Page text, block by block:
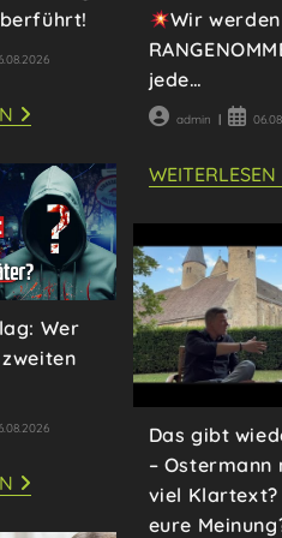
EILMELDUNG:
RIESIGER
SKANDAL
IN
CAMBRIDGE!
DIVERSITY
PROFESSOR
ÜBERFÜHRT!
Wir
jede…
Beitrags-
admin
Beitrag
WEITERLESEN
Wer
CSD
FALSE
WER
Das gibt
– Ostermann
viel Klartext?
eure